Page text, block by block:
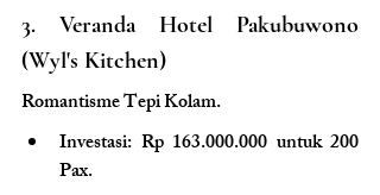
3. Veranda Hotel Pakubuwono
(Wyl's Kitchen)
Romantisme Tepi Kolam.
Investasi: Rp 163.000.000 untuk 200
Pax.